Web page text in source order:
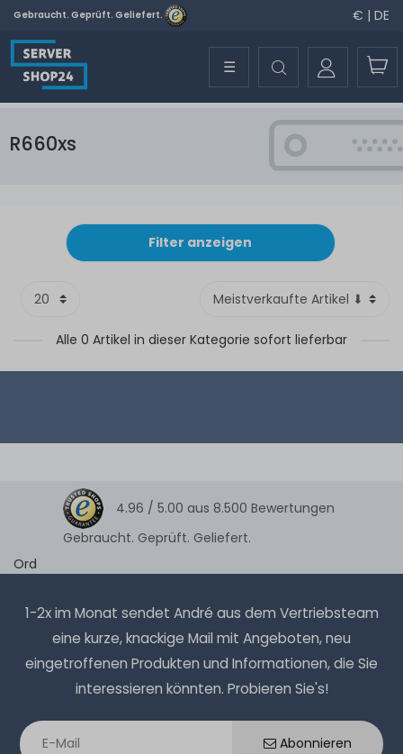
Gebraucht. Geprüft. Geliefert. € | DE
☰
R660xs
Filter anzeigen
Alle 0 Artikel in dieser Kategorie sofort lieferbar
4.96 / 5.00 aus 8.500 Bewertungen
Gebraucht. Geprüft. Geliefert.
Ord
1-2x im Monat sendet André aus dem Vertriebsteam
eine kurze, knackige Mail mit Angeboten, neu
eingetroffenen Produkten und Informationen, die Sie
interessieren könnten. Probieren Sie's!
Abonnieren